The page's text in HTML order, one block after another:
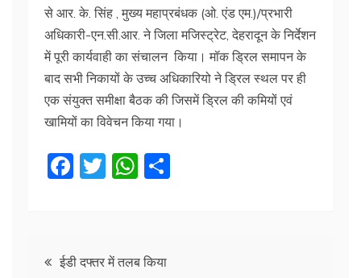
से आर. के. सिंह , मुख्य महाप्रबंधक (ओ. एंड एम.)/प्रभारी
अधिकारी-एन.सी.आर. ने जिला मजिस्ट्रेट, देहरादून के निर्देशन
में पूरी कार्यवाही का संचालन किया। मॉक ड्रिल समापन के
बाद सभी निकायों के उच्च अधिकारियो ने ड्रिल स्थल पर ही
एक संयुक्त समीक्षा बैठक की जिसमें ड्रिल की कमियों एवं
खामियों का विवेचन किया गया।
F
b
T
W
A
Postईडी दफ्तर में तलब किया